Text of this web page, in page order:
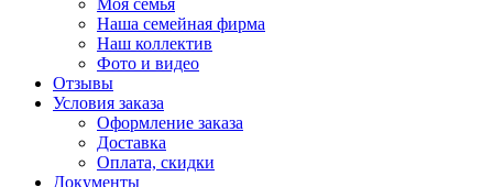
Моя семья
Наша семейная фирма
Наш коллектив
Фото и видео
Отзывы
Условия заказа
Оформление заказа
Доставка
Оплата, скидки
Документы